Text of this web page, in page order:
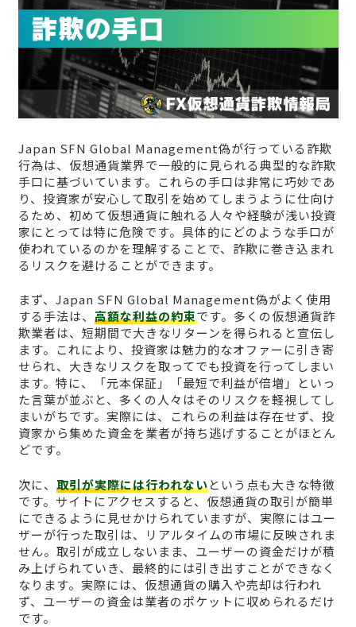
Japan SFN Global Management偽が行っている詐欺
行為は、仮想通貨業界で一般的に見られる典型的な詐欺
手口に基づいています。これらの手口は非常に巧妙であ
り、投資家が安心して取引を始めてしまうように仕向け
るため、初めて仮想通貨に触れる人々や経験が浅い投資
家にとっては特に危険です。具体的にどのような手口が
使われているのかを理解することで、詐欺に巻き込まれ
るリスクを避けることができます。
まず、Japan SFN Global Management偽がよく使用
する手法は、 高額な利益の約束です。多くの仮想通貨詐
欺業者は、短期間で大きなリターンを得られると宣伝し
ます。これにより、投資家は魅力的なオファーに引き寄
せられ、大きなリスクを取ってでも投資を行ってしまい
ます。特に、「元本保証」「最短で利益が倍増」といっ
た言葉が並ぶと、多くの人々はそのリスクを軽視してし
まいがちです。実際には、これらの利益は存在せず、投
資家から集めた資金を業者が持ち逃げすることがほとん
どです。
次に、 取引が実際には行われないという点も大きな特徴
です。サイトにアクセスすると、仮想通貨の取引が簡単
にできるように見せかけられていますが、実際にはユー
ザーが行った取引は、リアルタイムの市場に反映されま
せん。取引が成立しないまま、ユーザーの資金だけが積
み上げられていき、最終的には引き出すことができなく
なります。実際には、仮想通貨の購入や売却は行われ
ず、ユーザーの資金は業者のポケットに収められるだけ
です。